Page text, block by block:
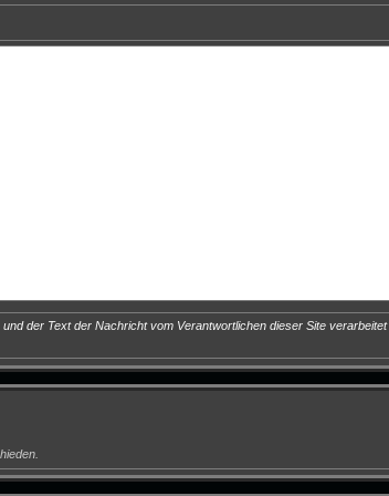
der Text der Nachricht vom Verantwortlichen dieser Site